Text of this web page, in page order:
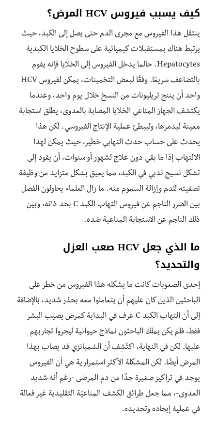
كيف يسبب فيروس HCV المرض؟
ينتقل هذا الفيروس مع مجرى الدم حتى يصل إلى الكبد، حيث
يرتبط هناك بمستقبلات كيميائية على سطوح الخلايا الكبدية
Hepatocytes. حالما يدخل الفيروس إلى الخلايا فإنه يقوم
بالتضاعف سريعًا. وفقًا لبعض التخمينات، يمكن لفيروس HCV
واحد أن ينتج تريليونات من النسخ خلال يوم واحد، وعندما
يكتشف الجهاز المناعي الخلايا المصابة بالعدوى، يطلق استجابة
معينة ليدمرها، وليبطئ عملية الإنتاج الفيروسي. لكن هذا
يحدث على حساب حدث التهابي خطير، حيث يمكن لهذا
الالتهاب إذا ما بقي دون علاج لشهور أو سنوات، أن يقود إلى
تشكل نسيج ندبي في الكبد، مما يعيق بشكل متزايد من وظيفة
تصفيته للدم وإزالة السموم منه. ما زال العلماء يحاولون الفصل
بين الضرر الناجم عن فيروس التهاب الكبد C بحد ذاته، وبين
ذلك الناجم عن الاستجابة المناعية ضده.
ما الذي جعل HCV صعب العزل
والتحديد؟
إحدى الصعوبات كانت ما يشكله هذا الفيروس من خطر على
الباحثين الذين كان عليهم أن يتعاملوا معه بحذر شديد، بالإضافة
إلى أن التهاب الكبد C عرف في البداية كمرض يصيب البشر
فقط، فلم يكن يملك الباحثون نماذج حيوانية ليجروا تجاربهم
عليها. لكن في النهاية، اكتُشِف أن الشمبانزي قد يصاب بهذا
المرض أيضًا. لكن المشكلة الأكثر استمرارية هي أن الفيروس
يوجد في تراكيز صغيرة جدًا من دم المرضى -رغم أنه شديد
العدوى-، مما جعل طرائق الكشف المناعيّة التقليدية غير فعالة
في عملية إيجاده وتحديده.